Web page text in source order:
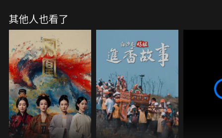
其他人也看了